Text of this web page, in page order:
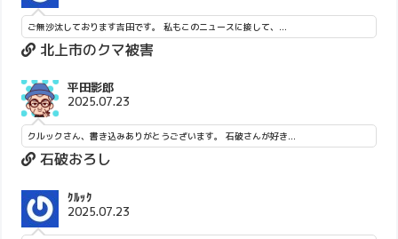
ご無沙汰しております吉田です。 私もこのニュースに接して、...
北上市のクマ被害
平田影郎
2025.07.23
クルックさん、書き込みありがとうございます。 石破さんが好き...
石破おろし
ｸﾙｯｸ
2025.07.23